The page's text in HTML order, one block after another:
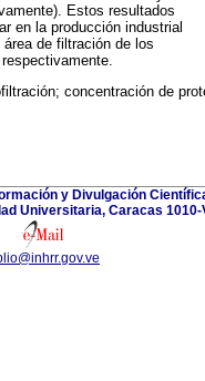
Estos resultados
en la producción industrial
de filtración de los
concentración de
y Divulgación
Universitaria, Caracas 1010-